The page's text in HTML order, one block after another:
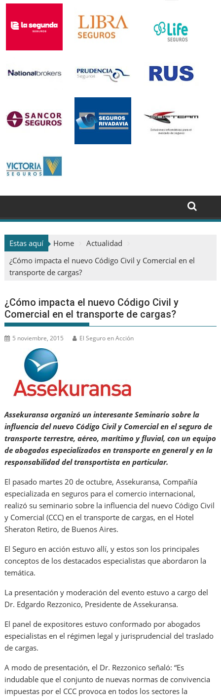
Estas aquí Home
Actualidad
¿Cómo impacta el nuevo Código Civil y Comercial en el
transporte de cargas?
¿Cómo impacta el nuevo Código Civil y
Comercial en el transporte de cargas?
5 noviembre, 2015 El Seguro en Acción
Assekuransa organizó un interesante Seminario sobre la
influencia del nuevo Código Civil y Comercial en el seguro de
transporte terrestre, aéreo, marítimo y fluvial, con un equipo
de abogados especializados en transporte en general y en la
responsabilidad del transportista en particular.
El pasado martes 20 de octubre, Assekuransa, Compañía
especializada en seguros para el comercio internacional,
realizó su seminario sobre la influencia del nuevo Código Civil
y Comercial (CCC) en el transporte de cargas, en el Hotel
Sheraton Retiro, de Buenos Aires.
El Seguro en acción estuvo allí, y estos son los principales
conceptos de los destacados especialistas que abordaron la
temática.
La presentación y moderación del evento estuvo a cargo del
Dr. Edgardo Rezzonico, Presidente de Assekuransa.
El panel de expositores estuvo conformado por abogados
especialistas en el régimen legal y jurisprudencial del traslado
de cargas.
A modo de presentación, el Dr. Rezzonico señaló: “Es
indudable que el conjunto de nuevas normas de convivencia
impuestas por el CCC provoca en todos los sectores la